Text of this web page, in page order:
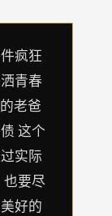
疯狂
青春
老爸
这个
实际
要尽
好的